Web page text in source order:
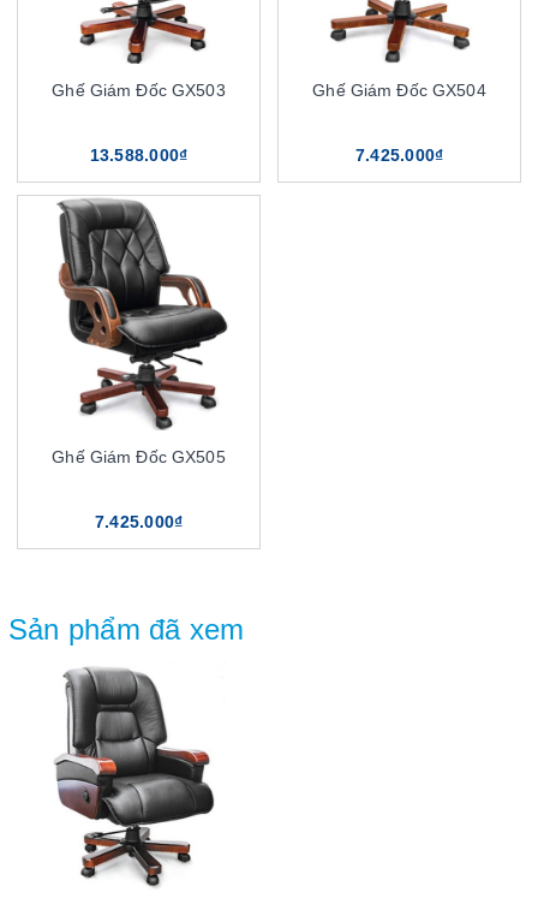
Ghế Giám Đốc GX503
13.588.000₫
Ghế Giám Đốc GX504
7.425.000₫
Ghế Giám Đốc GX505
7.425.000₫
Sản phẩm đã xem